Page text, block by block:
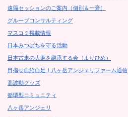
遠隔セッションのご案内（個別＆一斉）
グループコンサルティング
マスコミ掲載情報
日本みつばちを守る活動
日本古来の大麻を継承する会（よりひめ）
目指せ自給自足！八ヶ岳アンジェリファーム通信
高波動グッズ
循環型コミュニティ
八ヶ岳アンジェリ